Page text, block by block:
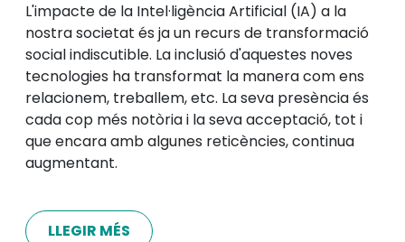
L'impacte de la Intel·ligència Artificial (IA) a la
nostra societat és ja un recurs de transformació
social indiscutible. La inclusió d'aquestes noves
tecnologies ha transformat la manera com ens
relacionem, treballem, etc. La seva presència és
cada cop més notòria i la seva acceptació, tot i
que encara amb algunes reticències, continua
augmentant.
LLEGIR MÉS